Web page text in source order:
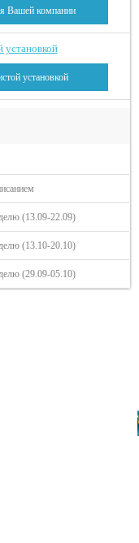
Вашей компании
установкой
(13.09-22.09)
(13.10-20.10)
(29.09-05.10)